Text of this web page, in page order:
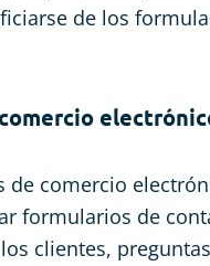
de los
de comercio
formularios de
clientes,